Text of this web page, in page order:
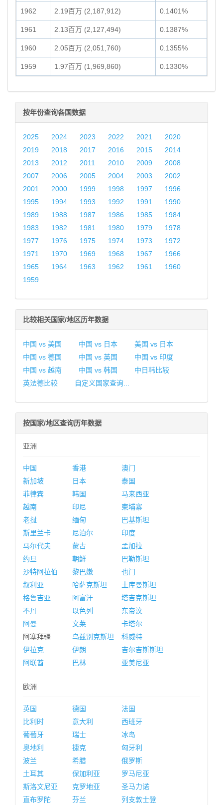
1962 2.19百万 (2,187,912) 0.1401%
1961 2.13百万 (2,127,494) 0.1387%
1960 2.05百万 (2,051,760) 0.1355%
1959 1.97百万 (1,969,860) 0.1330%
按年份查询各国数据
2025 2024 2023 2022 2021
2020
2019
2018 2017 2016 2015
2014
2013
2012 2011 2010 2009
2008
2007
2006 2005 2004 2003
2002
2001
2000 1999 1998 1997
1996
1995
1994 1993 1992 1991
1990
1989
1988 1987 1986 1985
1984
1983
1982 1981 1980 1979
1978
1977
1976 1975 1974 1973
1972
1971
1970 1969 1968 1967
1966
1965
1964 1963 1962 1961
1960
1959
比较相关国家/地区历年数据
中国 vs 美国 中国 vs 日本
美国 vs 日本
中国 vs 德国
中国 vs 英国
中国 vs 印度
中国 vs 越南
中国 vs 韩国
中日韩比较
英法德比较
自定义国家查询...
按国家/地区查询历年数据
亚洲
中国 香港
澳门
新加坡
日本
泰国
菲律宾
韩国
马来西亚
越南
印尼
柬埔寨
老挝
缅甸
巴基斯坦
斯里兰卡
尼泊尔
印度
马尔代夫
蒙古
孟加拉
约旦
朝鲜
巴勒斯坦
沙特阿拉伯
黎巴嫩
也门
叙利亚
哈萨克斯坦
土库曼斯坦
格鲁吉亚
阿富汗
塔吉克斯坦
不丹
以色列
东帝汶
阿曼
文莱
卡塔尔
阿塞拜疆
乌兹别克斯坦
科威特
伊拉克
伊朗
吉尔吉斯斯坦
阿联酋
巴林 亚美尼亚
欧洲
英国 德国
法国
比利时
意大利
西班牙
葡萄牙
瑞士
冰岛
奥地利
捷克
匈牙利
波兰
希腊
俄罗斯
土耳其
保加利亚
罗马尼亚
斯洛文尼亚
克罗地亚
圣马力诺
直布罗陀
芬兰
列支敦士登